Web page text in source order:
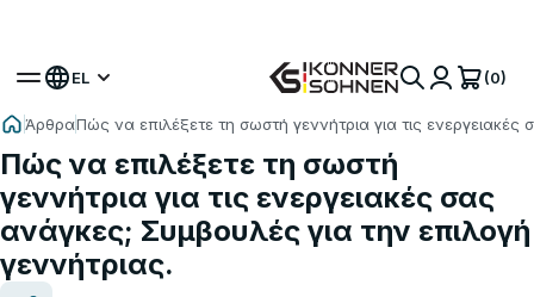
EL (0)
ΆρθραΠώς να επιλέξετε τη σωστή γεννήτρια για τις
Πώς να επιλέξετε τη σωστή
γεννήτρια για τις ενεργειακές σας
ανάγκες; Συμβουλές για την επιλογή
γεννήτριας.